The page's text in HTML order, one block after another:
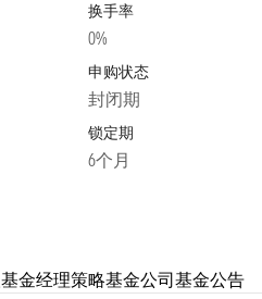
换手率
0%
申购状态
封闭期
锁定期
6个月
基金经理策略基金公司基金公告